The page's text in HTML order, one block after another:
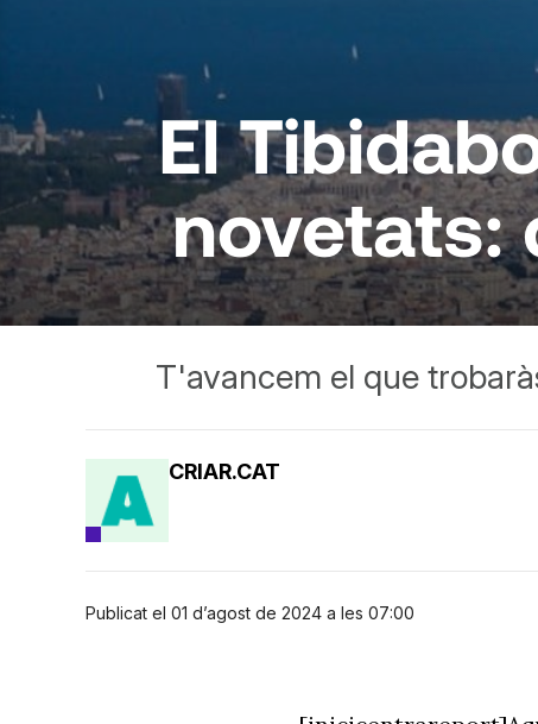
El
novetats:
T'avancem el que
CRIAR.CAT
Publicat el 01 d’agost de 2024 a les 07:00